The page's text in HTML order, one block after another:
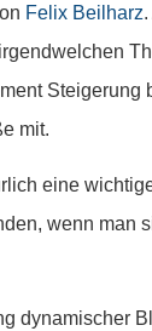
Felix Beilharz
mit.
eine
wenn man
dynamischer